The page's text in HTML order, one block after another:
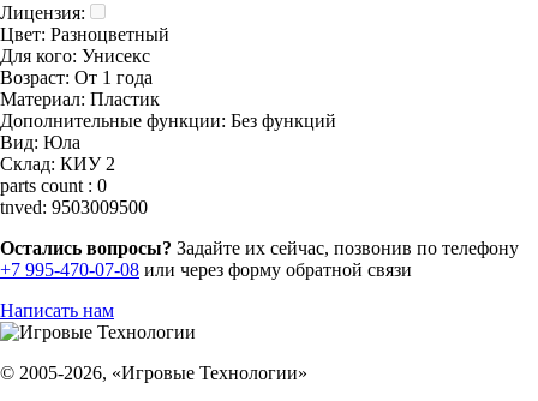
Лицензия:
Цвет: Разноцветный
Для кого: Унисекс
Возраст: От 1 года
Материал: Пластик
Дополнительные функции: Без функций
Вид: Юла
Склад: КИУ 2
parts count : 0
tnved: 9503009500
Остались вопросы? Задайте их сейчас, позвонив по телефону
+7 995-470-07-08 или через форму обратной связи
Написать нам
© 2005-2026, «Игровые Технологии»